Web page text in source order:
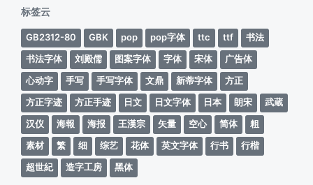
标签云
GB2312-80 GBK pop pop字体 ttc ttf
书法
书法字体
刘殿儒 图案字体 字体 宋体
广告体
心动字
手写 手写字体 文鼎 新蒂字体
方正
方正字迹
方正手迹 日文 日文字体 日本 朗宋
武蔵
汉仪
海報 海报 王漢宗 矢量 空心 简体
粗
素材
繁 细 综艺 花体 英文字体 行书
行楷
超世紀
造字工房 黑体